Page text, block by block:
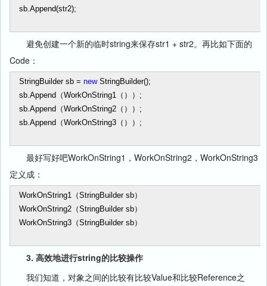
sb.Append(str2);
避免创建一个新的临时string来保存str1 + str2。再比如下面的
Code：
StringBuilder sb = newStringBuilder();
sb.Append（WorkOnString1（））;
sb.Append（WorkOnString2（））;
sb.Append（WorkOnString3（））;
最好写好吧WorkOnString1，WorkOnString2，WorkOnString3
定义成：
WorkOnString1（StringBuilder sb）
WorkOnString2（StringBuilder sb）
WorkOnString3（StringBuilder sb）
3. 高效地进行string的比较操作
我们知道，对象之间的比较有比较Value和比较Reference之